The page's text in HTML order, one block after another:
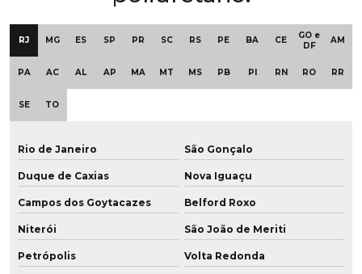
Empresa de revestimento de polia em pu
Empresa revestimento de poliuretano
Empresa de roda vulkollan para frigoríficos
Empresa de rodas em poliuretano
Empresa de roldana em poliuretano sob medida
Empresa de roldana em pu baixa dureza
RJ MG ES SP PR SC RS PE BA CE
GO e
DF
AM
PA AC AL AP MA MT MS PB PI RN RO RR
SE TO
Rio de Janeiro São Gonçalo
Duque de Caxias Nova Iguaçu
Campos dos Goytacazes Belford Roxo
Niterói São João de Meriti
Petrópolis Volta Redonda